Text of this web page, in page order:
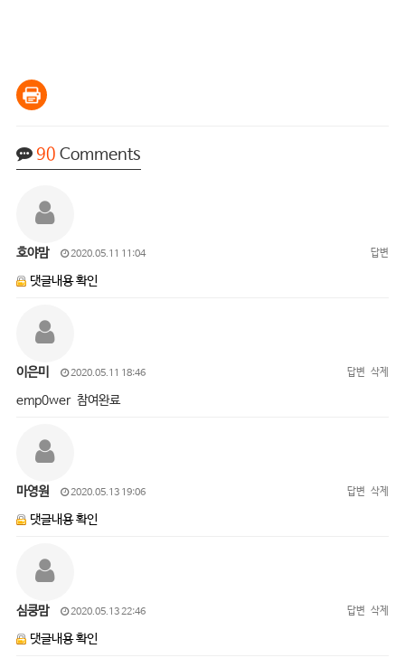
90 Comments
호야맘 2020.05.11 11:04 답변
댓글내용 확인
이은미 2020.05.11 18:46 답변 삭제
emp0wer 참여완료
마영원 2020.05.13 19:06 답변 삭제
댓글내용 확인
심쿵맘 2020.05.13 22:46 답변 삭제
댓글내용 확인